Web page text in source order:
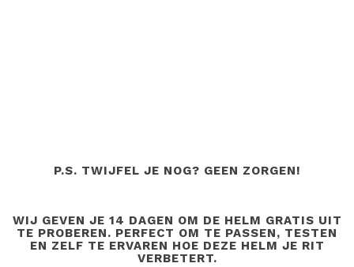
P.S. TWIJFEL JE NOG? GEEN ZORGEN!
WIJ GEVEN JE 14 DAGEN OM DE HELM GRATIS UIT
TE PROBEREN. PERFECT OM TE PASSEN, TESTEN
EN ZELF TE ERVAREN HOE DEZE HELM JE RIT
VERBETERT.